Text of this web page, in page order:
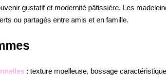
gustatif et modernité pâtissière. Les
ou partagés entre amis et en famille.
: texture moelleuse, bossage